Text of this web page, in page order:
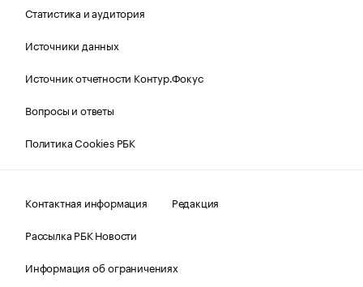
Статистика и аудитория
Источники данных
Источник отчетности Контур.Фокус
Вопросы и ответы
Политика Cookies РБК
Контактная информация
Редакция
Рассылка РБК Новости
Информация об ограничениях